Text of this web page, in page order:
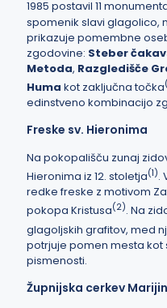
1985 postavil 11
spomenik slavi glagolico,
prikazuje pomembne
zgodovine: Steber
Metoda, Razgledišče
Huma kot zaključna točka
edinstveno kombinacijo
Freske sv. Hieronima
Na pokopališču zunaj
Hieronima iz 12. stoletja(1).
redke freske z motivom
pokopa Kristusa(2). Na
glagoljskih grafitov, med
potrjuje pomen mesta
pismenosti.
Župnijska cerkev